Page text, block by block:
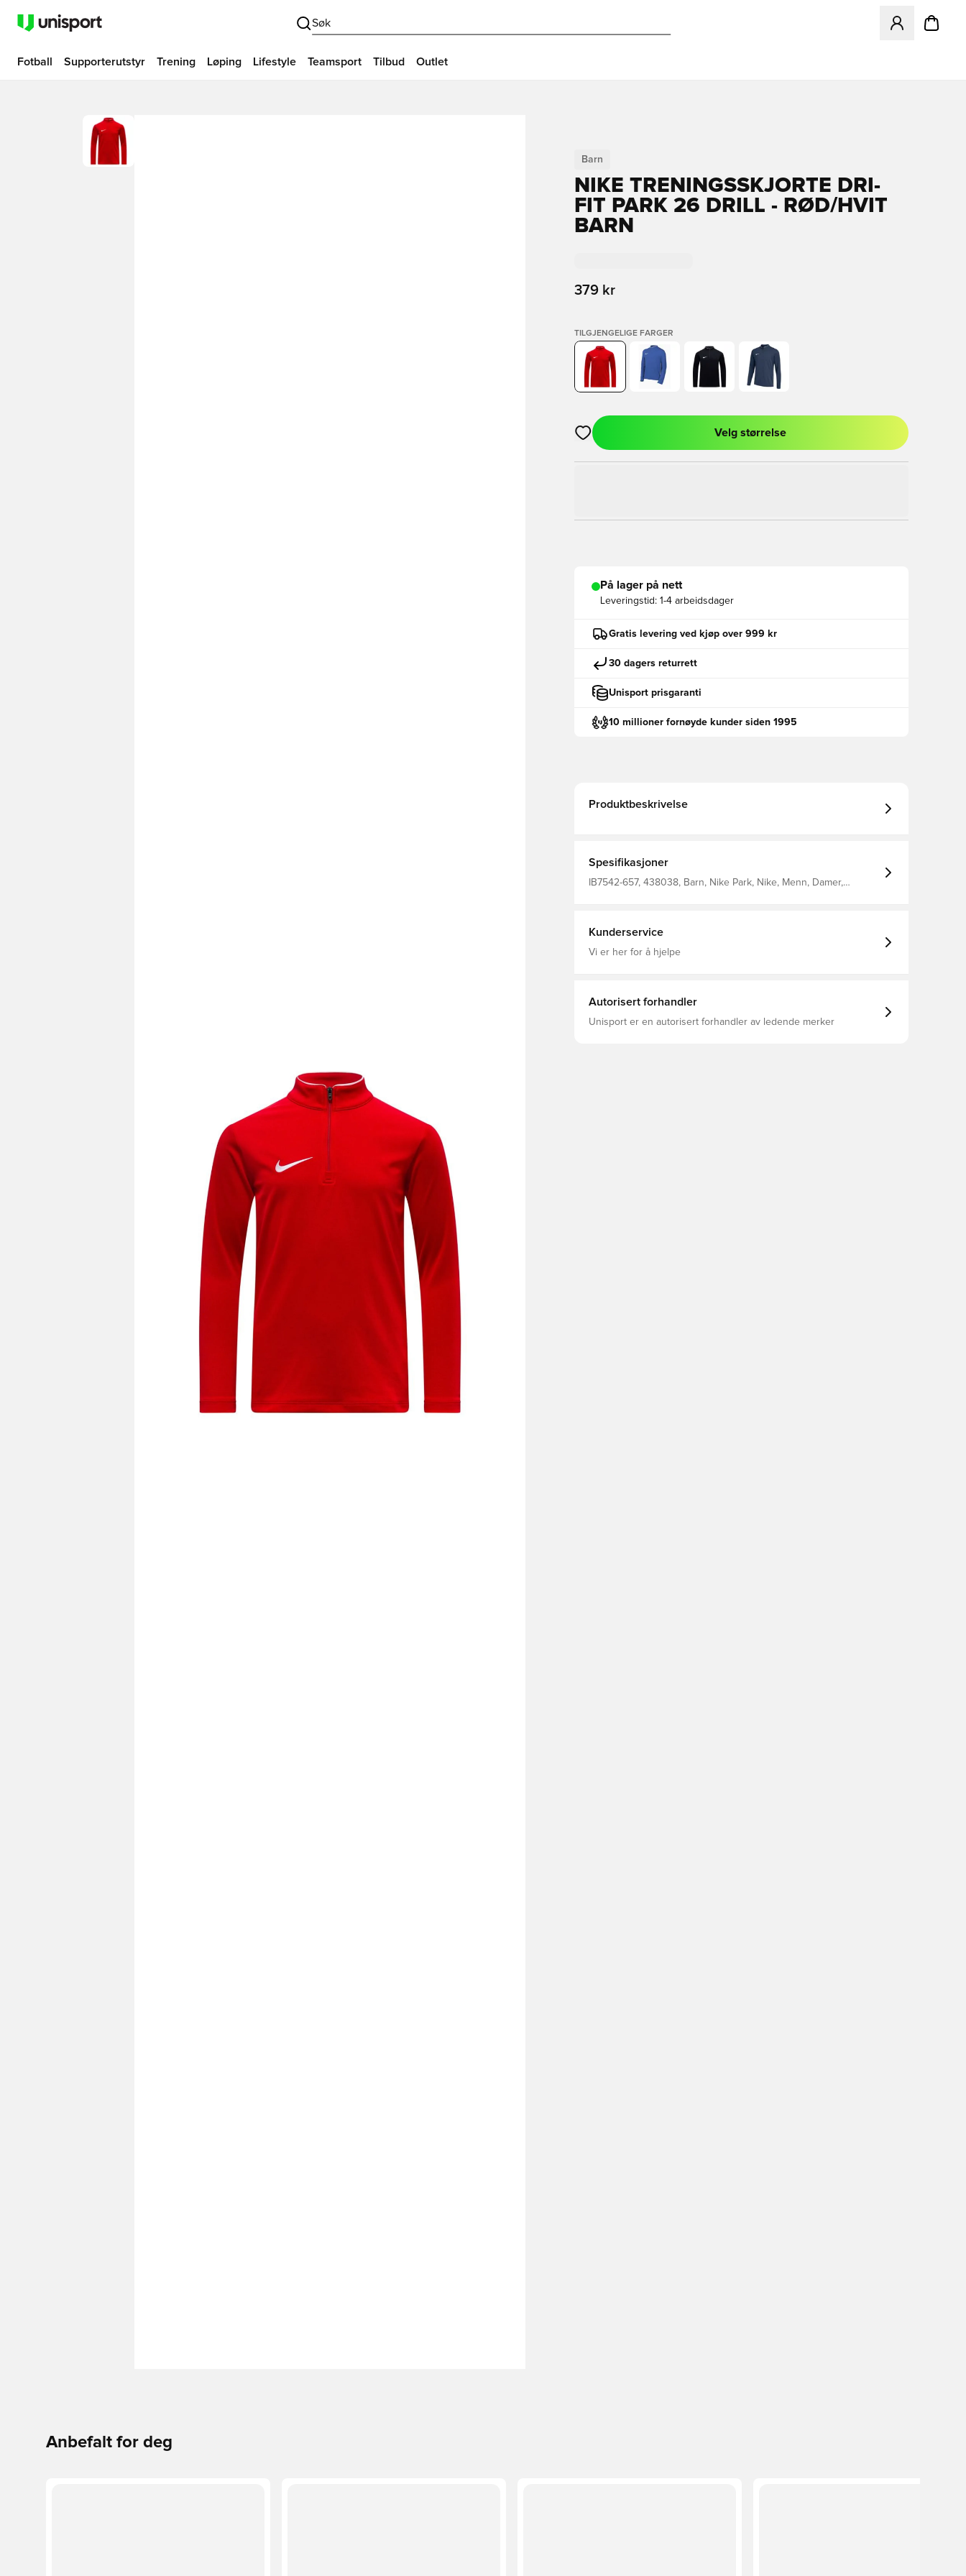
Søk
Åpner en
Fotball Supporterutstyr Trening Løping Lifestyle Teamsport Tilbud Outlet
Barn
NIKE TRENINGSSKJORTE DRI-
FIT PARK 26 DRILL - RØD/HVIT
BARN
379 kr
TILGJENGELIGE FARGER
Åpner en Modal for å logge inn eller registrere deg som medlem
Velg størrelse
På lager på nett
Leveringstid: 1-4 arbeidsdager
Gratis levering ved kjøp over 999 kr
30 dagers returrett
Unisport prisgaranti
10 millioner fornøyde kunder siden 1995
Produktbeskrivelse
Spesifikasjoner
IB7542-657, 438038, Barn, Nike Park, Nike, Menn, Damer,
Kunderservice
Vi er her for å hjelpe
Autorisert forhandler
Unisport er en autorisert forhandler av ledende merker
Anbefalt for deg